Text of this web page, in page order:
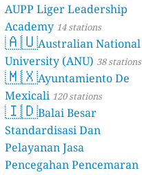
AUPP Liger Leadership
Academy 14 stations
🇦🇺Australian National
University (ANU) 38 stations
🇲🇽Ayuntamiento De
Mexicali 120 stations
🇮🇩Balai Besar
Standardisasi Dan
Pelayanan Jasa
Pencegahan Pencemaran